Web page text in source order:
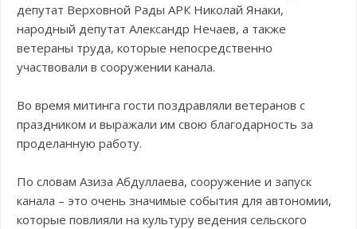
депутат Верховной Рады АРК Николай Янаки,
народный депутат Александр Нечаев, а также
ветераны труда, которые непосредственно
участвовали в сооружении канала.
Во время митинга гости поздравляли ветеранов с
праздником и выражали им свою благодарность за
проделанную работу.
По словам Азиза Абдуллаева, сооружение и запуск
канала – это очень значимые события для автономии,
которые повлияли на культуру ведения сельского